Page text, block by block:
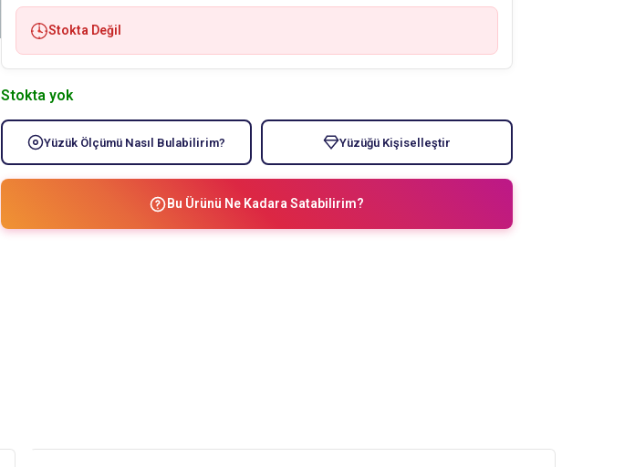
Stokta Değil
Stokta yok
Yüzük Ölçümü Nasıl Bulabilirim? Yüzüğü Kişiselleştir
Bu Ürünü Ne Kadara Satabilirim?